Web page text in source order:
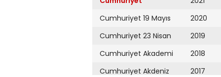
Cumhuriyet 19 Mayıs
Cumhuriyet 23 Nisan
Cumhuriyet Akademi
Cumhuriyet Akdeniz
2020
2019
2018
2017